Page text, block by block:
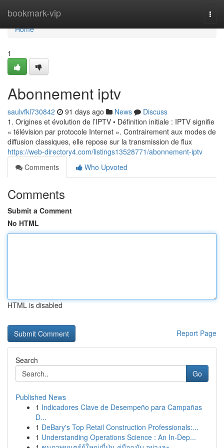
bookmark-vip
Home
Home
1
Abonnement iptv
saulvfkl730842 91 days ago News
Discuss
1. Origines et évolution de l’IPTV • Définition initiale : IPTV signifie
« télévision par protocole Internet ». Contrairement aux modes de
diffusion classiques, elle repose sur la transmission de flux
https://web-directory4.com/listings13528771/abonnement-iptv
Comments
Who Upvoted
Comments
Submit a Comment
No HTML
HTML is disabled
Report Page
Search
Go
Published News
1 Indicadores Clave de Desempeño para Campañas
D...
1 DeBary's Top Retail Construction Professionals:...
1 Understanding Operations Science : An In-Dep...